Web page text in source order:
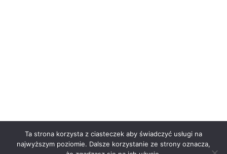
Ta strona korzysta z ciasteczek aby świadczyć usługi na
najwyższym poziomie. Dalsze korzystanie ze strony oznacza,